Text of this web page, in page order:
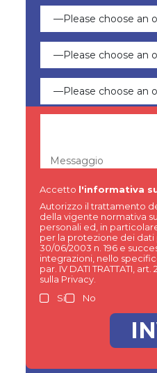
Messaggio
Accetto l'informativa
Autorizzo il trattamento
della vigente normativa
personali ed, in
per la protezione dei dati
30/06/2003 n. 196 e
integrazioni, nello
par. IV DATI TRATTATI,
sulla Privacy.
Si
No